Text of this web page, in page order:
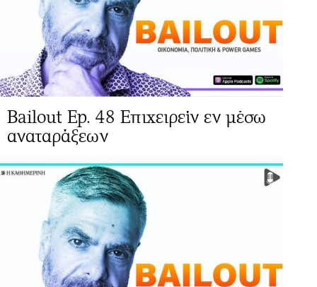
Bailout Ep. 48 Επιχειρείν εν μέσω
αναταράξεων